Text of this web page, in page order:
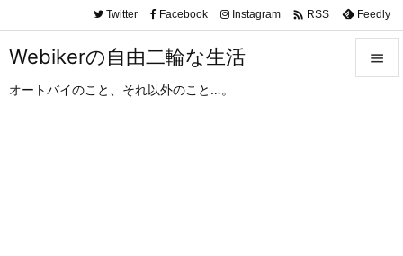
Webikerの自由二輪な生活
オートバイのこと、それ以外のこと…。

Twitter Facebook Instagram  RSS Feedly